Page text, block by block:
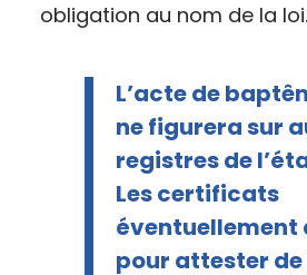
obligation au nom de la loi.
L’acte de
ne figurera sur
registres de
Les certificats
éventuellement
pour attester de